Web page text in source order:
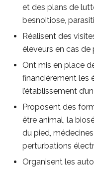
et des plans de
besnoitiose,
Réalisent des
éleveurs en cas de
Ont mis en place
financièrement les
l’établissement
Proposent des
être animal, la
du pied,
perturbations
Organisent les